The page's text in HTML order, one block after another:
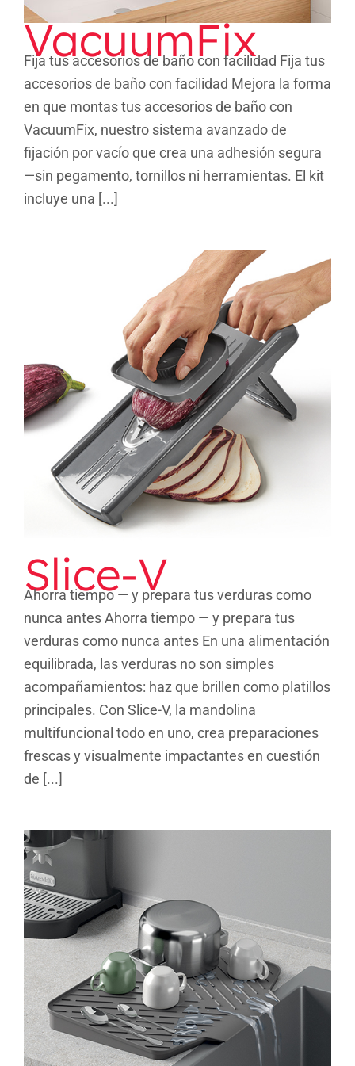
VacuumFix
Fija tus accesorios de baño con facilidad Fija tus
accesorios de baño con facilidad Mejora la forma
en que montas tus accesorios de baño con
VacuumFix, nuestro sistema avanzado de
fijación por vacío que crea una adhesión segura
—sin pegamento, tornillos ni herramientas. El kit
incluye una [...]
Slice-V
Slice-V
Ahorra tiempo — y prepara tus verduras como
nunca antes Ahorra tiempo — y prepara tus
verduras como nunca antes En una alimentación
equilibrada, las verduras no son simples
acompañamientos: haz que brillen como platillos
principales. Con Slice-V, la mandolina
multifuncional todo en uno, crea preparaciones
frescas y visualmente impactantes en cuestión
de [...]
Gravity-Duo